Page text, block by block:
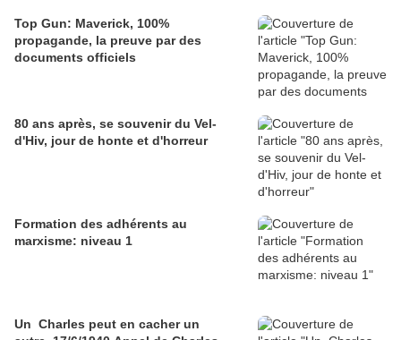
Top Gun: Maverick, 100%
propagande, la preuve par des
documents officiels
80 ans après, se souvenir du Vel-
d'Hiv, jour de honte et d'horreur
Formation des adhérents au
marxisme: niveau 1
Un Charles peut en cacher un